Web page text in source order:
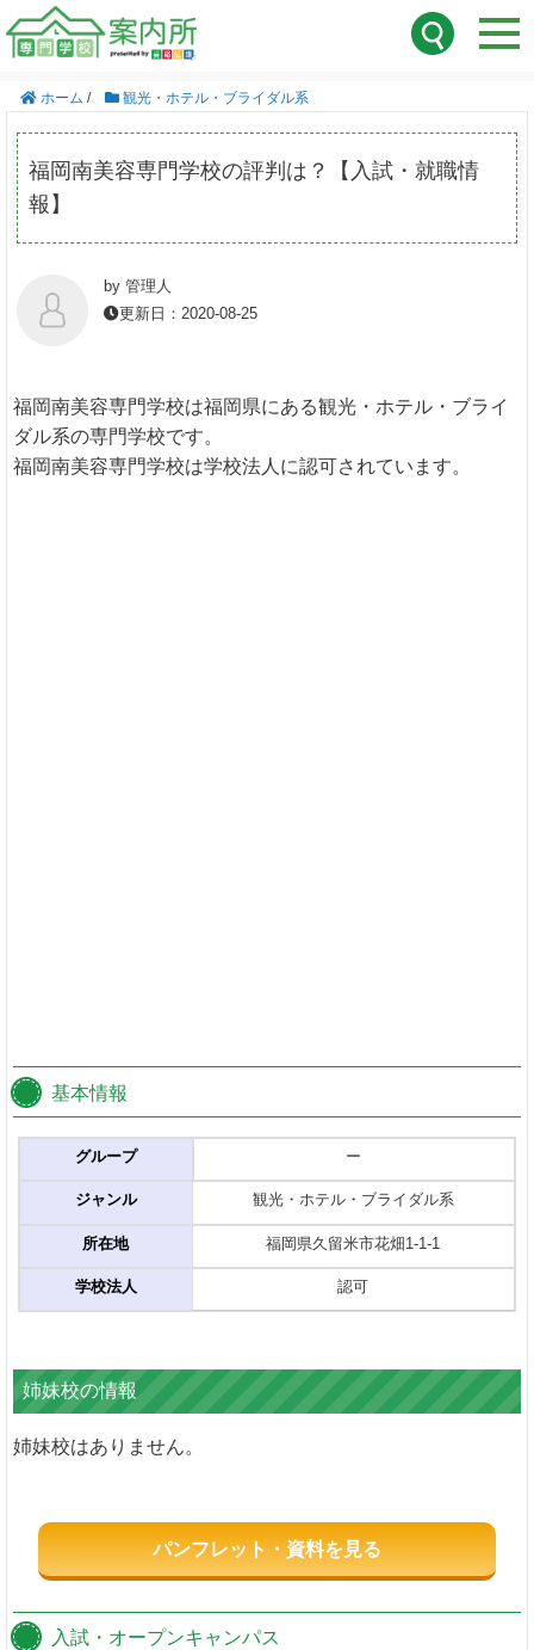
ホーム / 観光・ホテル・ブライダル系
福岡南美容専門学校の評判は？【入試・就職情
報】
by 管理人
更新日：2020-08-25
福岡南美容専門学校は福岡県にある観光・ホテル・ブライ
ダル系の専門学校です。
福岡南美容専門学校は学校法人に認可されています。
基本情報
グループ
ジャンル
所在地
学校法人
ー
観光・ホテル・ブライダル系
福岡県久留米市花畑1-1-1
認可
姉妹校の情報
姉妹校はありません。
パンフレット・資料を見る
入試・オープンキャンパス